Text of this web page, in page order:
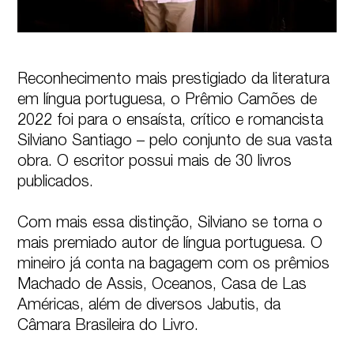
Reconhecimento mais prestigiado da literatura
em língua portuguesa, o Prêmio Camões de
2022 foi para o ensaísta, crítico e romancista
Silviano Santiago – pelo conjunto de sua vasta
obra. O escritor possui mais de 30 livros
publicados.
Com mais essa distinção, Silviano se torna o
mais premiado autor de língua portuguesa. O
mineiro já conta na bagagem com os prêmios
Machado de Assis, Oceanos, Casa de Las
Américas, além de diversos Jabutis, da
Câmara Brasileira do Livro.